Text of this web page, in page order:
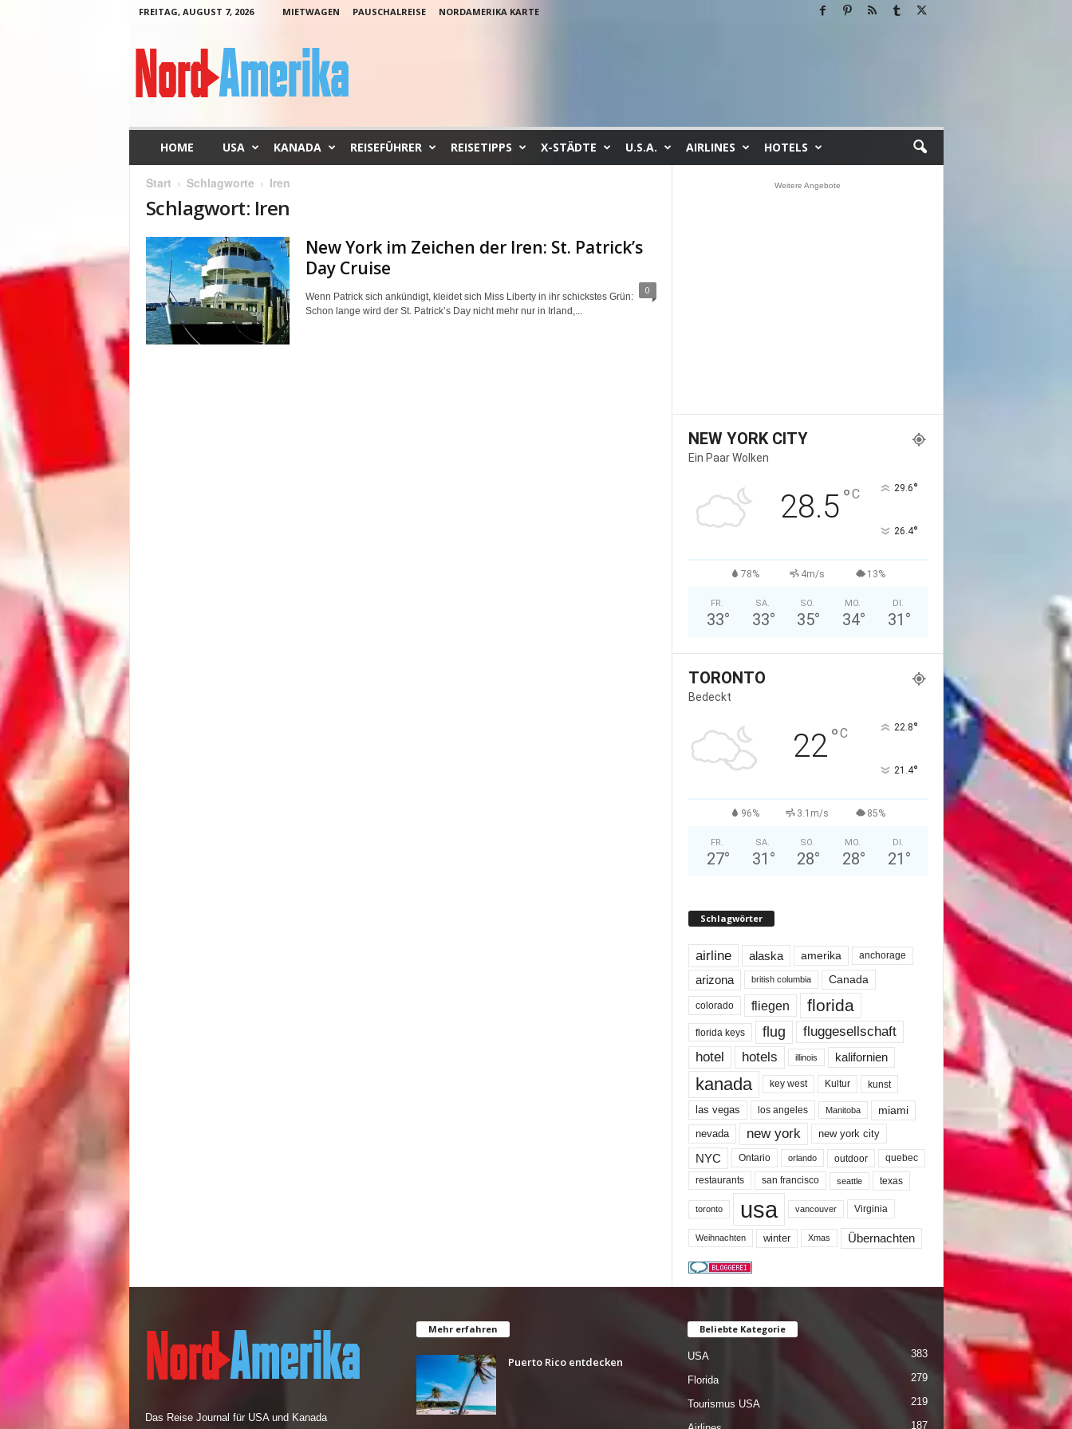
FREITAG, AUGUST 7, 2026 MIETWAGEN PAUSCHALREISE NORDAMERIKA KARTE
HOME USA KANADA REISEFÜHRER REISETIPPS X-STÄDTE U.S.A. AIRLINES HOTELS
Start Schlagworte Iren
Schlagwort: Iren
New York im Zeichen der Iren: St. Patrick’s
Day Cruise
0
Wenn Patrick sich ankündigt, kleidet sich Miss Liberty in ihr schickstes Grün:
Schon lange wird der St. Patrick’s Day nicht mehr nur in Irland,...
Weitere Angebote
NEW YORK CITY
Ein Paar Wolken
28.5°C 29.6°
26.4°
78% 4m/s 13%
FR.
33°
SA.
33°
SO.
35°
MO.
34°
DI.
31 °
TORONTO
Bedeckt
22°C 22.8°
21.4°
96% 3.1m/s 85%
FR.
27°
SA.
31 °
SO.
28°
MO.
28°
DI.
21 °
Schlagwörter
airline alaska amerika anchorage
arizona british columbia Canada
colorado fliegen florida
florida keys flug
fluggesellschaft
hotel
hotels illinois kalifornien
kanada key west Kultur kunst
las vegas los angeles Manitoba miami
nevada new york new york city
NYC Ontario orlando outdoor quebec
restaurants san francisco seattle texas
toronto usa vancouver Virginia
Weihnachten winter Xmas Übernachten
Das Reise Journal für USA und Kanada
Mehr erfahren
Puerto Rico entdecken
Beliebte Kategorie
USA 383
Florida 279
Tourismus USA 219
187